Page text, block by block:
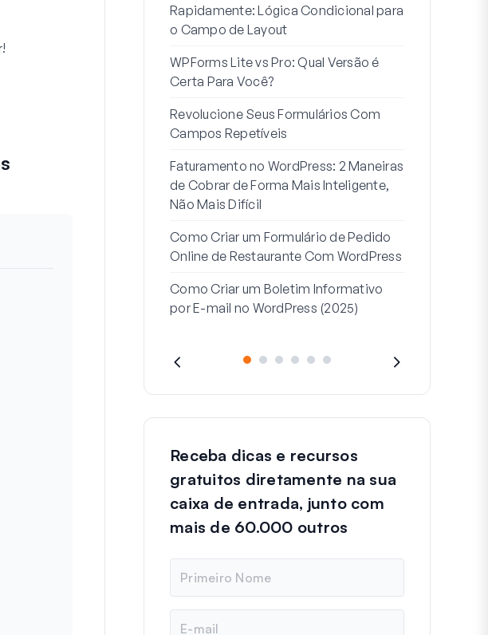
Rapidamente: Lógica Condicional para
o Campo de Layout
WPForms Lite vs Pro: Qual Versão é
Certa Para Você?
Revolucione Seus Formulários Com
Campos Repetíveis
Faturamento no WordPress: 2 Maneiras
de Cobrar de Forma Mais Inteligente,
Não Mais Difícil
Como Criar um Formulário de Pedido
Online de Restaurante Com WordPress
Como Criar um Boletim Informativo
por E-mail no WordPress (2025)
Receba dicas e recursos
gratuitos diretamente na sua
caixa de entrada, junto com
mais de 60.000 outros
m
e